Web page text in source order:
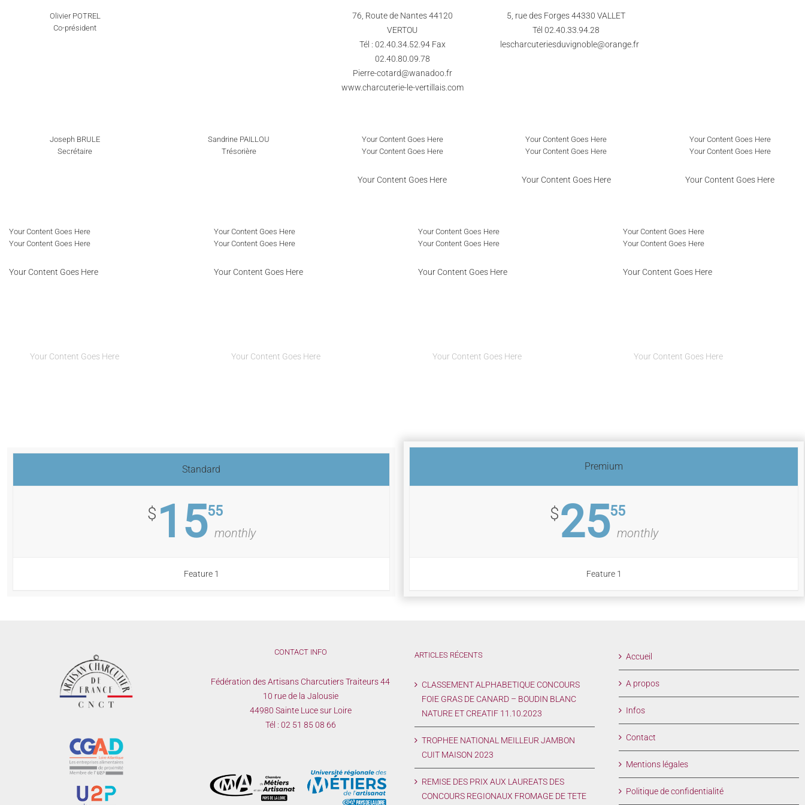
Olivier POTREL
Co-président
76, Route de Nantes 44120
VERTOU
Tél : 02.40.34.52.94 Fax
02.40.80.09.78
Pierre-cotard@wanadoo.fr
www.charcuterie-le-vertillais.com
5, rue des Forges 44330 VALLET
Tél 02.40.33.94.28
lescharcuteriesduvignoble@orange.fr
Joseph BRULE
Secrétaire
Sandrine PAILLOU
Trésorière
Your Content Goes Here
Your Content Goes Here
Your Content Goes Here
Your Content Goes Here
Your Content Goes Here
Your Content Goes Here
Your Content Goes Here
Your Content Goes Here
Your Content Goes Here
Your Content Goes Here
Your Content Goes Here
Your Content Goes Here
Your Content Goes Here
Your Content Goes Here
Your Content Goes Here
Your Content Goes Here
Your Content Goes Here
Your Content Goes Here
Your Content Goes Here
Your Content Goes Here
Your Content Goes Here
Your Content Goes Here Your Content Goes Here Your Content Goes Here Your Content Goes Here
Standard
$ 1555
monthly
Feature 1
Premium
$2555
monthly
Feature 1
CONTACT INFO
Fédération des Artisans Charcutiers Traiteurs 44
10 rue de la Jalousie
44980 Sainte Luce sur Loire
Tél : 02 51 85 08 66
ARTICLES RÉCENTS
CLASSEMENT ALPHABETIQUE CONCOURS
FOIE GRAS DE CANARD – BOUDIN BLANC
NATURE ET CREATIF 11.10.2023
TROPHEE NATIONAL MEILLEUR JAMBON
CUIT MAISON 2023
REMISE DES PRIX AUX LAUREATS DES
CONCOURS REGIONAUX FROMAGE DE TETE
Accueil
A propos
Infos
Contact
Mentions légales
Politique de confidentialité